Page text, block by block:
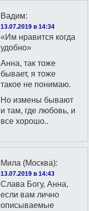
Вадим:
13.07.2019 в 14:34
«Им нравится когда
удобно»
Анна, так тоже
бывает, я тоже
такое не понимаю.
Но измены бывают
и там, где любовь, и
все хорошо..
Мила (Москва):
13.07.2019 в 14:43
Слава Богу, Анна,
если вам лично
описываемые